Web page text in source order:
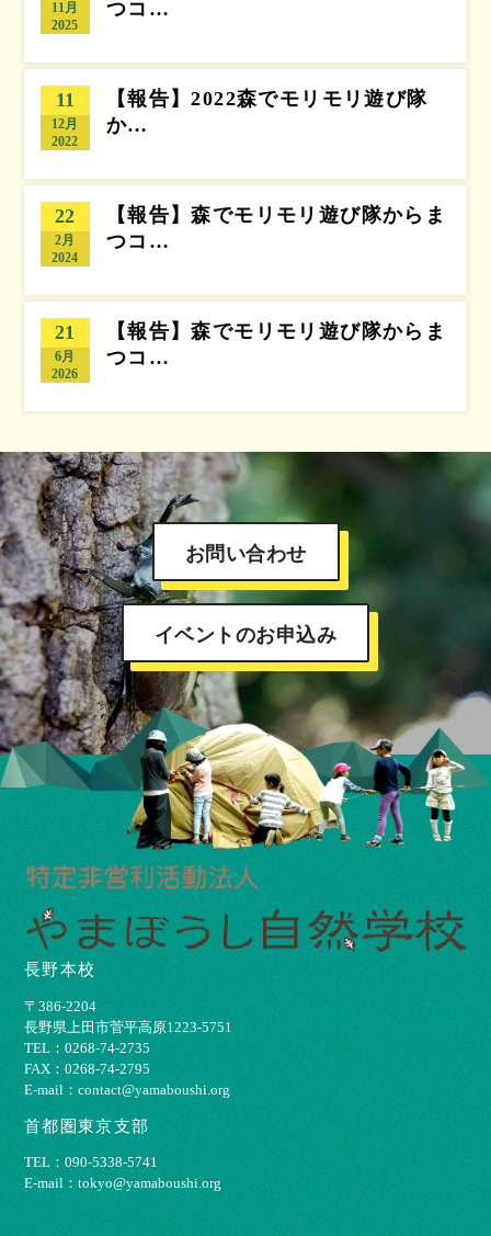
11月
2025
つコ…
11
12月
2022
【報告】2022森でモリモリ遊び隊
か…
22
2月
2024
【報告】森でモリモリ遊び隊からま
つコ…
21
6月
2026
【報告】森でモリモリ遊び隊からま
つコ…
お問い合わせ
イベントのお申込み
長野本校
〒386-2204
⻑野県上⽥市菅平⾼原1223-5751
TEL：0268-74-2735
FAX：0268-74-2795
E-mail：contact@yamaboushi.org
首都圏東京支部
TEL：090-5338-5741
E-mail：tokyo@yamaboushi.org